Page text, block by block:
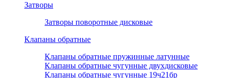
Затворы
Затворы поворотные дисковые
Клапаны обратные
Клапаны обратные пружинные латунные
Клапаны обратные чугунные двухдисковые
Клапаны обратные чугунные 19ч21бр